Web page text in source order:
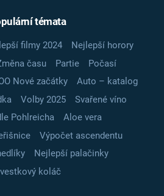
témata
filmy 2024
Nejlepší horory
času Partie
Počasí
Nové začátky
Auto – katalog
Volby 2025
Svařené víno
Pohlreicha
Aloe vera
Výpočet ascendentu
Nejlepší palačinky
koláč